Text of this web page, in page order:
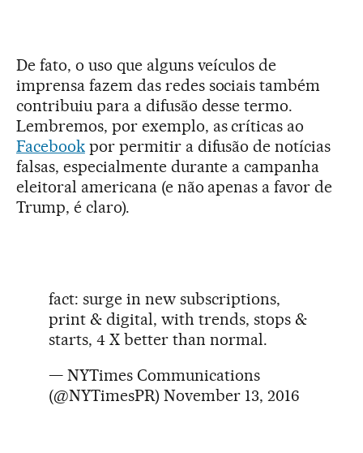
De fato, o uso que alguns veículos de
imprensa fazem das redes sociais também
contribuiu para a difusão desse termo.
Lembremos, por exemplo, as críticas ao
Facebookpor permitir a difusão de notícias
falsas, especialmente durante a campanha
eleitoral americana (e não apenas a favor de
Trump, é claro).
fact: surge in new subscriptions,
print & digital, with trends, stops &
starts, 4 X better than normal.
— NYTimes Communications
(@NYTimesPR) November 13, 2016